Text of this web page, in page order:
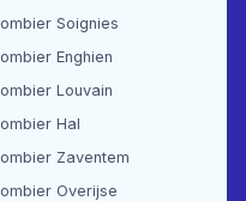
Soignies
Enghien
Louvain
Hal
Zaventem
Overijse